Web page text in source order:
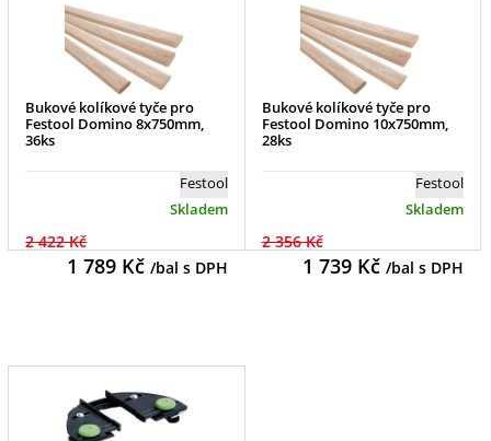
Bukové kolíkové tyče pro
Festool Domino 8x750mm,
36ks
Festool
Skladem
2 422 Kč
1 789Kč /bal s DPH
Bukové kolíkové tyče pro
Festool Domino 10x750mm,
28ks
Festool
Skladem
2 356 Kč
1 739Kč /bal s DPH